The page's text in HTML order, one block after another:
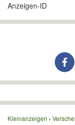
Anzeigen-ID
Kleinanzeigen